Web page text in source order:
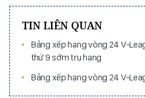
TIN LIÊN QUAN
Bảng xếp hạng vòng 24 V-
thứ 9 sớm trụ hạng
Bảng xếp hạng vòng 24 V-